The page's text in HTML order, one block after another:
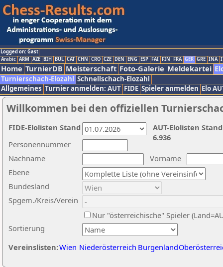
Logged on: Gast
Arabic ARM AZE BIH BUL CAT CHN CRO CZE DEN ENG ESP FAI FIN FRA GER GRE INA
Home TurnierDB Meisterschaft Foto-Galerie Meldekartei
Turnierschach-Elozahl Schnellschach-Elozahl
Allgemeines Turnier anmelden: AUT FIDE Spieler anmelden Elo
Willkommen bei den offiziellen
Nachname
Vorname
Ebene
Sortierung
Personennummer
Bundesland
Spgem./Kreis/Verein
Nur "österreichische" Spieler
Vereinslisten:Wien Niederösterreich Burgenland
AUT-Elolisten
6.936
FIDE-Elolisten Stand